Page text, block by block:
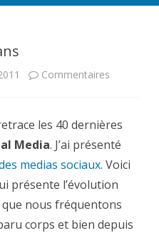
Commentaires
les 40 dernières
Media. J’ai présenté
medias sociaux. Voici
présente l’évolution
que nous fréquentons
corps et bien depuis